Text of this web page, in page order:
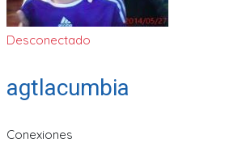
Desconectado
agtlacumbia
Conexiones